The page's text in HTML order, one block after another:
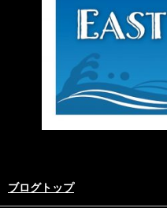
ブログトップ